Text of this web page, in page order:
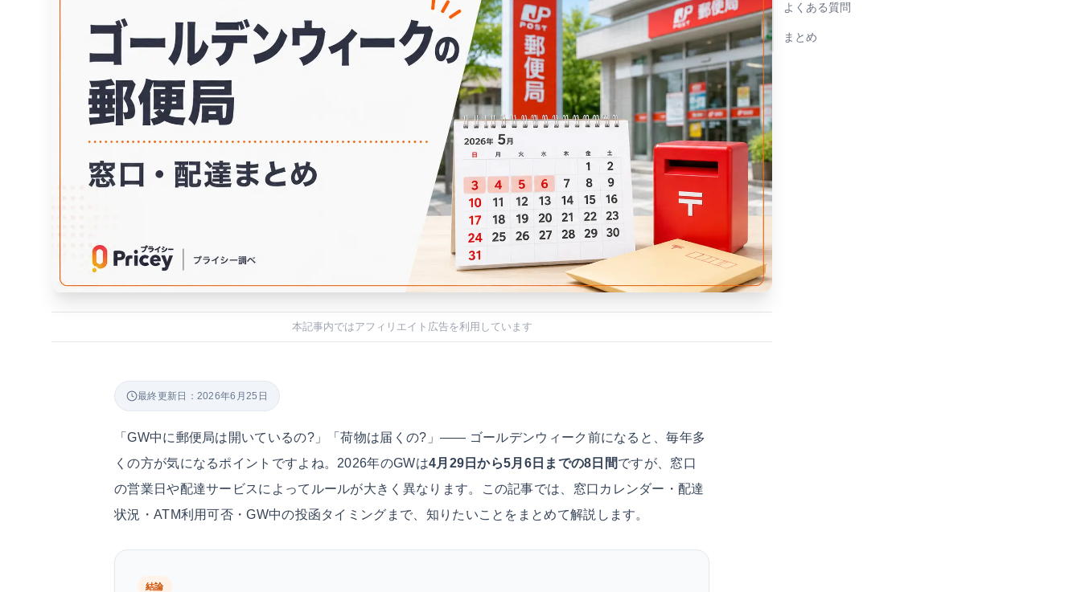
本記事内ではアフィリエイト広告を利用しています
最終更新日：2026年6月25日
「GW中に郵便局は開いているの?」「荷物は届くの?」—— ゴールデンウィーク前になると、毎年多
くの方が気になるポイントですよね。2026年のGWは4月29日から5月6日までの8日間ですが、窓口
の営業日や配達サービスによってルールが大きく異なります。この記事では、窓口カレンダー・配達
状況・ATM利用可否・GW中の投函タイミングまで、知りたいことをまとめて解説します。
結論
よくある質問
まとめ